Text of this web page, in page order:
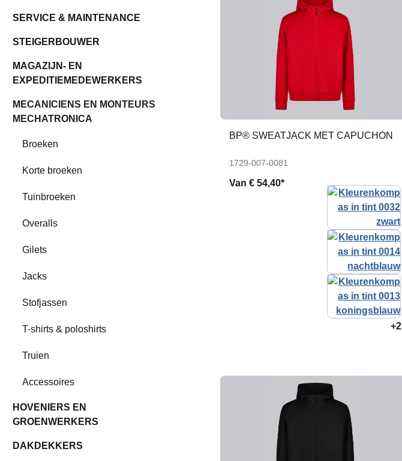
SERVICE & MAINTENANCE
STEIGERBOUWER
MAGAZIJN- EN
EXPEDITIEMEDEWERKERS
MECANICIENS EN MONTEURS
MECHATRONICA
Broeken
Korte broeken
Tuinbroeken
Overalls
Gilets
Jacks
Stofjassen
T-shirts & poloshirts
Truien
Accessoires
HOVENIERS EN
GROENWERKERS
DAKDEKKERS
BP® SWEATJACK MET CAPUCHON
1729-007-0081
Van € 54,40*
+2